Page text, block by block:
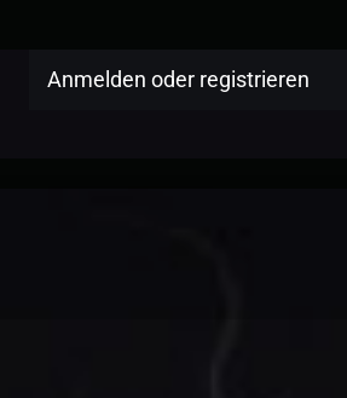
Anmelden oder registrieren